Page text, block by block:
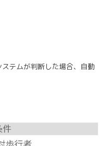
テムが判断した場合、自動